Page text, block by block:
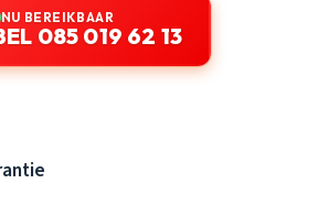
NU BEREIKBAAR
085 019 62 13